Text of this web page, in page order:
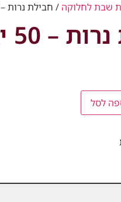
שבת לחלוקה / חבילת נרות – 50 יחידות
50 יחידות
לסל